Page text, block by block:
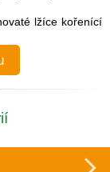
lžíce kořenící
kořenící
pánvi olivový olej
se rozvonělo a